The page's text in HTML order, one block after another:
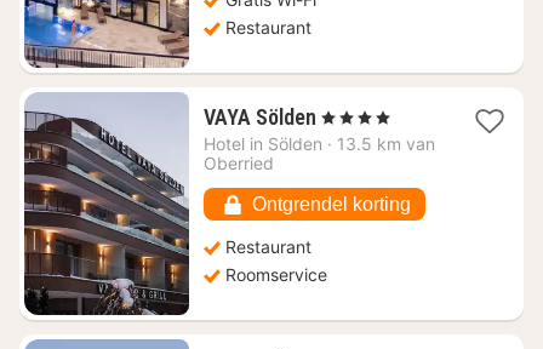
Restaurant
VAYA Sölden 1
nacht
148,20
, 4 Sterren
Hotel in Sölden · 13.5 km van
Oberried
Ontgrendel korting
Restaurant
Roomservice